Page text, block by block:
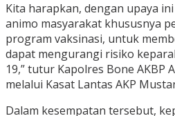
Kita harapkan, dengan upaya
animo masyarakat khususnya
program vaksinasi, untuk
dapat mengurangi risiko
19,” tutur Kapolres Bone AKBP
melalui Kasat Lantas AKP
Dalam kesempatan tersebut,